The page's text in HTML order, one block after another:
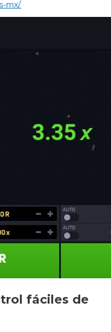
mx/
fáciles de